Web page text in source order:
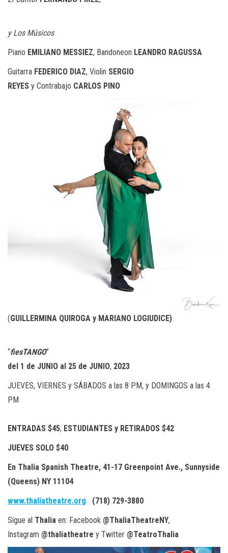
y Los Músicos
Piano EMILIANO MESSIEZ, Bandoneon LEANDRO RAGUSSA
Guitarra FEDERICO DIAZ, Violin SERGIO
REYES y Contrabajo CARLOS PINO
(GUILLERMINA QUIROGA y MARIANO LOGIUDICE)
“fiesTANGO”
del 1 de JUNIO al 25 de JUNIO, 2023
JUEVES, VIERNES y SÁBADOS a las 8 PM, y DOMINGOS a las 4
PM
ENTRADAS $45; ESTUDIANTES y RETIRADOS $42
JUEVES SOLO $40
En Thalia Spanish Theatre, 41-17 Greenpoint Ave., Sunnyside
(Queens) NY 11104
www.thaliatheatre.org
(718) 729-3880
Sígue al Thalia en: Facebook @ThaliaTheatreNY,
Instagram @thaliatheatre y Twitter @TeatroThalia